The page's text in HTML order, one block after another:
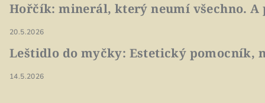
Hořčík: minerál, který neumí všechno.
20.5.2026
Leštidlo do myčky: Estetický pomocník,
14.5.2026